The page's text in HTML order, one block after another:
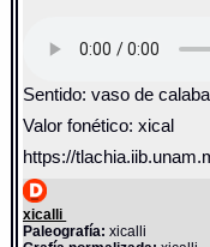
Sentido: vaso de
Valor fonético: xical
https://
xicalli
Paleografía: xicalli